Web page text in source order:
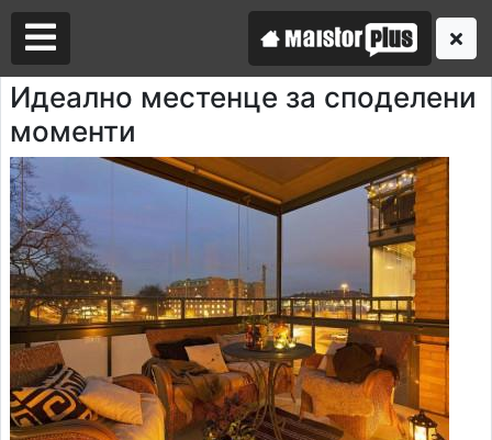
Идеално местенце за споделени
моменти
Аз съм майстор
Търся майстор